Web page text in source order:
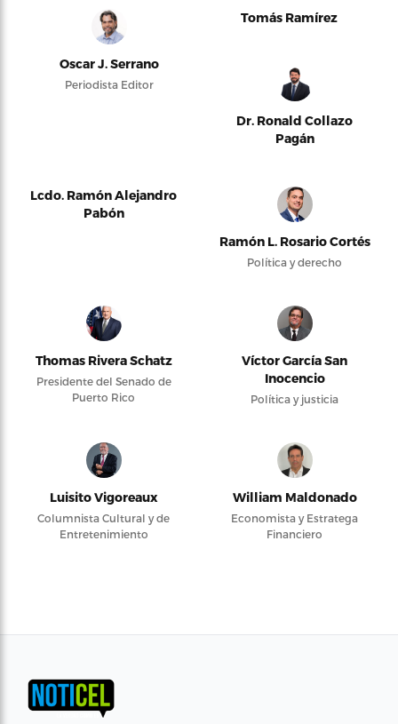
Oscar J. Serrano
Periodista Editor
Tomás Ramírez
Dr. Ronald Collazo
Pagán
Lcdo. Ramón Alejandro
Pabón
Ramón L. Rosario Cortés
Política y derecho
Thomas Rivera Schatz
Presidente del Senado de
Puerto Rico
Víctor García San
Inocencio
Política y justicia
Luisito Vigoreaux
Columnista Cultural y de
Entretenimiento
William Maldonado
Economista y Estratega
Financiero